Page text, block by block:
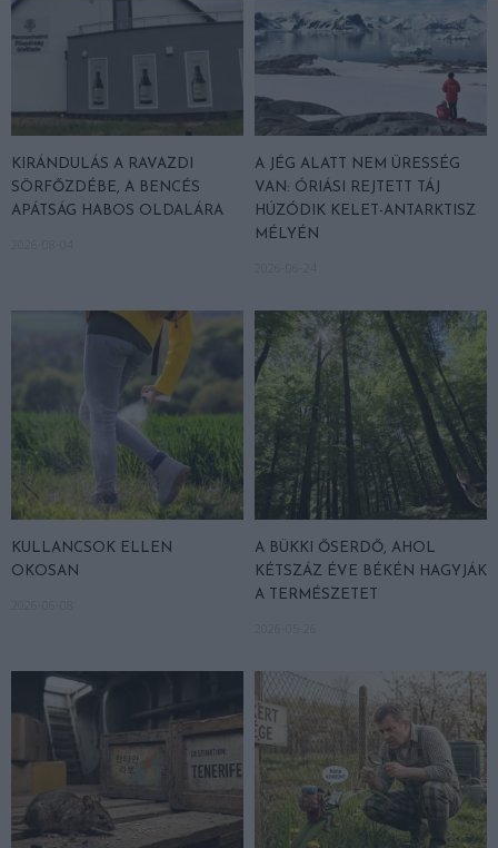
KIRÁNDULÁS A RAVAZDI
SÖRFŐZDÉBE, A BENCÉS
APÁTSÁG HABOS OLDALÁRA
A JÉG ALATT NEM ÜRESSÉG
VAN: ÓRIÁSI REJTETT TÁJ
HÚZÓDIK KELET-ANTARKTISZ
MÉLYÉN
KULLANCSOK ELLEN
OKOSAN
A BÜKKI ŐSERDŐ, AHOL
KÉTSZÁZ ÉVE BÉKÉN HAGYJÁK
A TERMÉSZETET